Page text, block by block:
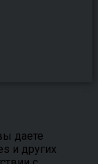
даете
и других